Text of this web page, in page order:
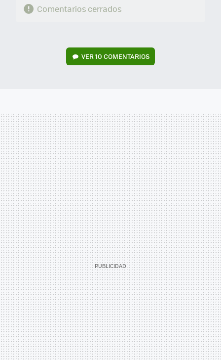
Comentarios cerrados
VER 10 COMENTARIOS